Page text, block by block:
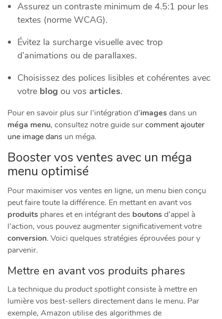
Assurez un contraste minimum de 4.5:1 pour les
textes (norme WCAG).
Évitez la surcharge visuelle avec trop
d’animations ou de parallaxes.
Choisissez des polices lisibles et cohérentes avec
votre blog ou vos articles.
Pour en savoir plus sur l’intégration d’imagesdans un
méga menu, consultez notre guide surcomment ajouter
une image dans un méga.
Booster vos ventes avec un méga
menu optimisé
Pour maximiser vos ventes en ligne, un menu bien conçu
peut faire toute la différence. En mettant en avant vos
produits phares et en intégrant des boutonsd’appel à
l’action, vous pouvez augmenter significativement votre
conversion. Voici quelques stratégies éprouvées pour y
parvenir.
Mettre en avant vos produits phares
La technique du product spotlightconsiste à mettre en
lumière vos best-sellers directement dans le menu. Par
exemple, Amazon utilise des algorithmes de